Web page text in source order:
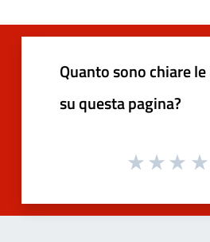
Quanto sono chiare
su questa pagina?